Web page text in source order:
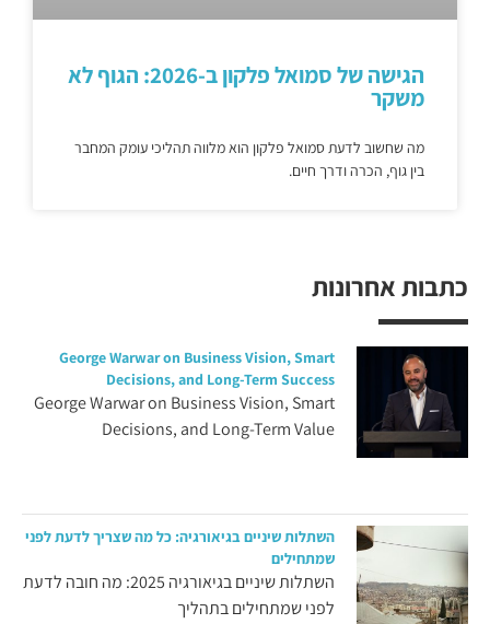
כתבות אחרונות
George Warwar on Business Vision, Smart
Decisions, and Long-Term Success
George Warwar on Business Vision, Smart
Decisions, and Long-Term Value
השתלות שיניים בגיאורגיה: כל מה שצריך לדעת לפני
שמתחילים
השתלות שיניים בגיאורגיה 2025: מה חובה לדעת
לפני שמתחילים בתהליך
הגישה של סמואל פלקון ב-2026: הגוף לא
משקר
מה שחשוב לדעת סמואל פלקון הוא מלווה תהליכי עומק המחבר
בין גוף, הכרה ודרך חיים.